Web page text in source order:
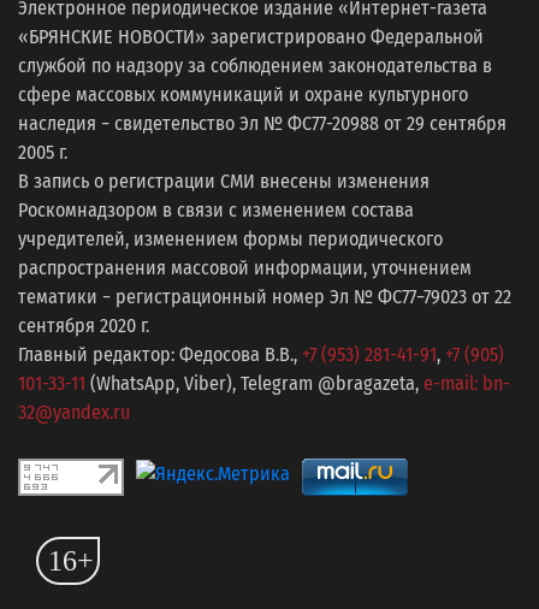
Электронное периодическое издание «Интернет-газета
«БРЯНСКИЕ НОВОСТИ» зарегистрировано Федеральной
службой по надзору за соблюдением законодательства в
сфере массовых коммуникаций и охране культурного
наследия − свидетельство Эл № ФС77-20988 от 29 сентября
2005 г.
В запись о регистрации СМИ внесены изменения
Роскомнадзором в связи с изменением состава
учредителей, изменением формы периодического
распространения массовой информации, уточнением
тематики − регистрационный номер Эл № ФС77−79023 от 22
сентября 2020 г.
Главный редактор: Федосова В.В., +7 (953) 281-41-91, +7 (905)
101-33-11 (WhatsApp, Viber), Telegram @bragazeta, e-mail: bn-
32@yandex.ru
16+